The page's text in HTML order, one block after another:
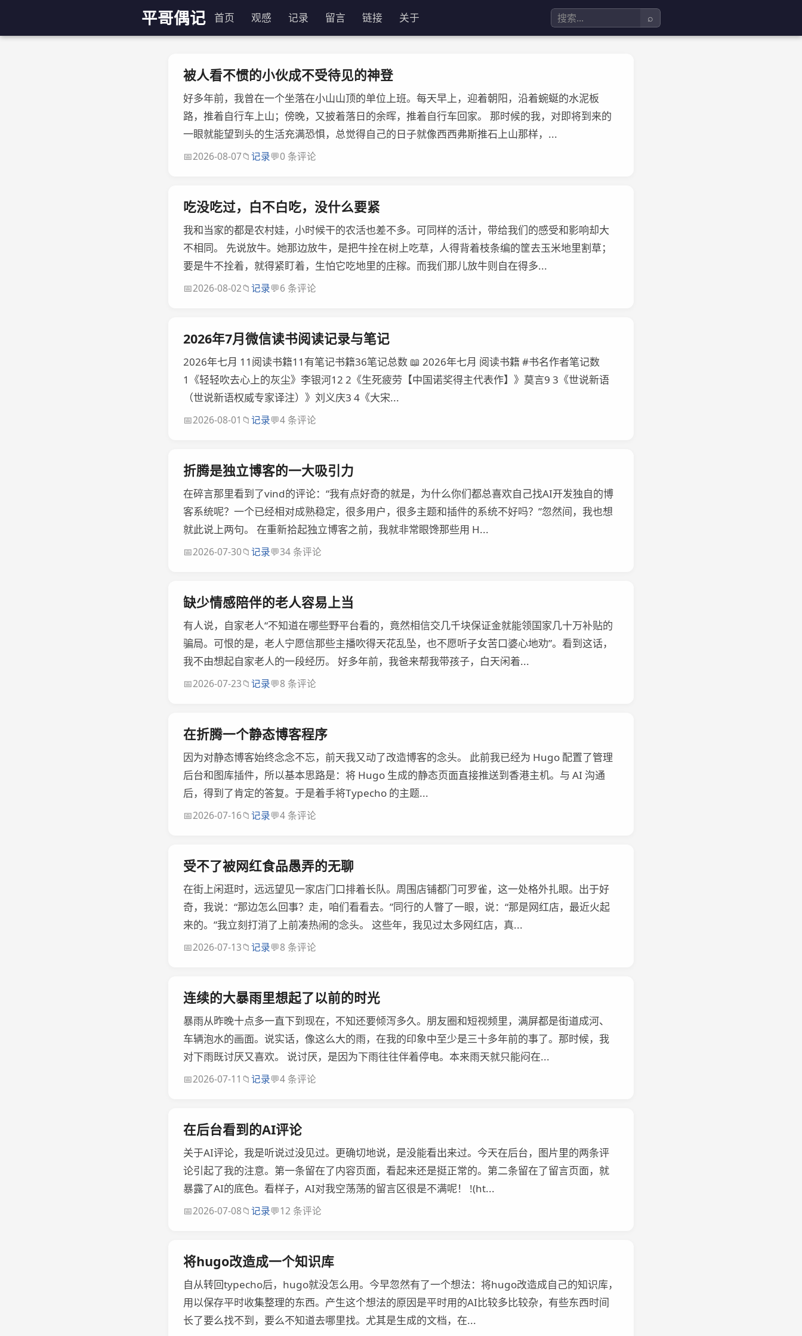
平哥偶记 首页 观感 记录 留言 链接 关于 ⌕
分类：记录
被人看不惯的小伙成不受待见的神登
好多年前，我曾在一个坐落在小山山顶的单位上班。每天早上，迎着朝阳，沿着蜿蜒的水泥板
路，推着自行车上山；傍晚，又披着落日的余晖，推着自行车回家。 那时候的我，对即将到来的
一眼就能望到头的生活充满恐惧，总觉得自己的日子就像西西弗斯推石上山那样，...
📅2026-08-07📁记录💬0 条评论
吃没吃过，白不白吃，没什么要紧
我和当家的都是农村娃，小时候干的农活也差不多。可同样的活计，带给我们的感受和影响却大
不相同。 先说放牛。她那边放牛，是把牛拴在树上吃草，人得背着枝条编的筐去玉米地里割草；
要是牛不拴着，就得紧盯着，生怕它吃地里的庄稼。而我们那儿放牛则自在得多...
📅2026-08-02📁记录💬6 条评论
2026年7月微信读书阅读记录与笔记
2026年七月 11阅读书籍11有笔记书籍36笔记总数 📖 2026年七月 阅读书籍 #书名作者笔记数
1《轻轻吹去心上的灰尘》李银河12 2《生死疲劳【中国诺奖得主代表作】》莫言9 3《世说新语
（世说新语权威专家译注）》刘义庆3 4《大宋...
📅2026-08-01 📁记录💬4 条评论
折腾是独立博客的一大吸引力
在碎言那里看到了vind的评论：“我有点好奇的就是，为什么你们都总喜欢自己找AI开发独自的博
客系统呢？一个已经相对成熟稳定，很多用户，很多主题和插件的系统不好吗？”忽然间，我也想
就此说上两句。 在重新拾起独立博客之前，我就非常眼馋那些用 H...
📅2026-07-30📁记录💬34 条评论
缺少情感陪伴的老人容易上当
有人说，自家老人“不知道在哪些野平台看的，竟然相信交几千块保证金就能领国家几十万补贴的
骗局。可恨的是，老人宁愿信那些主播吹得天花乱坠，也不愿听子女苦口婆心地劝”。看到这话，
我不由想起自家老人的一段经历。 好多年前，我爸来帮我带孩子，白天闲着...
📅2026-07-23📁记录💬8 条评论
在折腾一个静态博客程序
因为对静态博客始终念念不忘，前天我又动了改造博客的念头。 此前我已经为 Hugo 配置了管理
后台和图库插件，所以基本思路是：将 Hugo 生成的静态页面直接推送到香港主机。与 AI 沟通
后，得到了肯定的答复。于是着手将Typecho 的主题...
📅2026-07-16📁记录💬4 条评论
受不了被网红食品愚弄的无聊
在街上闲逛时，远远望见一家店门口排着长队。周围店铺都门可罗雀，这一处格外扎眼。出于好
奇，我说：“那边怎么回事？走，咱们看看去。”同行的人瞥了一眼，说：“那是网红店，最近火起
来的。”我立刻打消了上前凑热闹的念头。 这些年，我见过太多网红店，真...
📅2026-07-13📁记录💬8 条评论
连续的大暴雨里想起了以前的时光
暴雨从昨晚十点多一直下到现在，不知还要倾泻多久。朋友圈和短视频里，满屏都是街道成河、
车辆泡水的画面。说实话，像这么大的雨，在我的印象中至少是三十多年前的事了。那时候，我
对下雨既讨厌又喜欢。 说讨厌，是因为下雨往往伴着停电。本来雨天就只能闷在...
📅2026-07-11 📁记录💬4 条评论
在后台看到的AI评论
关于AI评论，我是听说过没见过。更确切地说，是没能看出来过。今天在后台，图片里的两条评
论引起了我的注意。第一条留在了内容页面，看起来还是挺正常的。第二条留在了留言页面，就
暴露了AI的底色。看样子，AI对我空荡荡的留言区很是不满呢！ !(ht...
📅2026-07-08📁记录💬12 条评论
将hugo改造成一个知识库
自从转回typecho后，hugo就没怎么用。今早忽然有了一个想法：将hugo改造成自己的知识库，
用以保存平时收集整理的东西。产生这个想法的原因是平时用的AI比较多比较杂，有些东西时间
长了要么找不到，要么不知道去哪里找。尤其是生成的文档，在...